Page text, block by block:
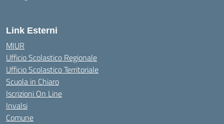
Link Esterni
MIUR
Ufficio Scolastico Regionale
Ufficio Scolastico Territoriale
Scuola in Chiaro
Iscrizioni On Line
Invalsi
Comune